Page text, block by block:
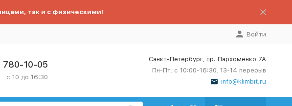
так и с физическими!
Войти
780-10-05
с 10 до 16:30
Санкт-Петербург, пр. Пархоменко 7А
Пн-Пт, с 10:00-16:30, 13-14 перерыв
info@klimbit.ru